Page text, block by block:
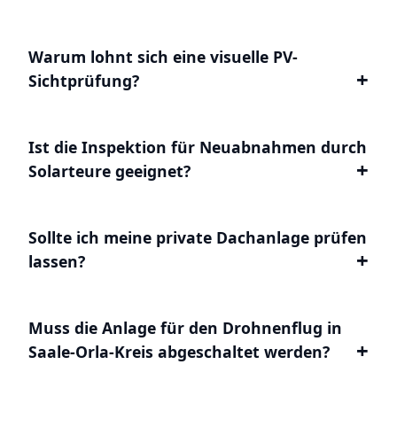
Warum lohnt sich eine visuelle PV-
Sichtprüfung?
Ist die Inspektion für Neuabnahmen durch
Solarteure geeignet?
Sollte ich meine private Dachanlage prüfen
lassen?
Muss die Anlage für den Drohnenflug in
Saale-Orla-Kreis abgeschaltet werden?